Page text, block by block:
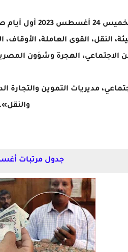
- صرف مرتبات شهر
النقل، القوى العاملة، الأوقاف،
الاجتماعي، الهجرة وشؤون
مديريات التموين والتجارة
والنقل».
جدول مرتبات